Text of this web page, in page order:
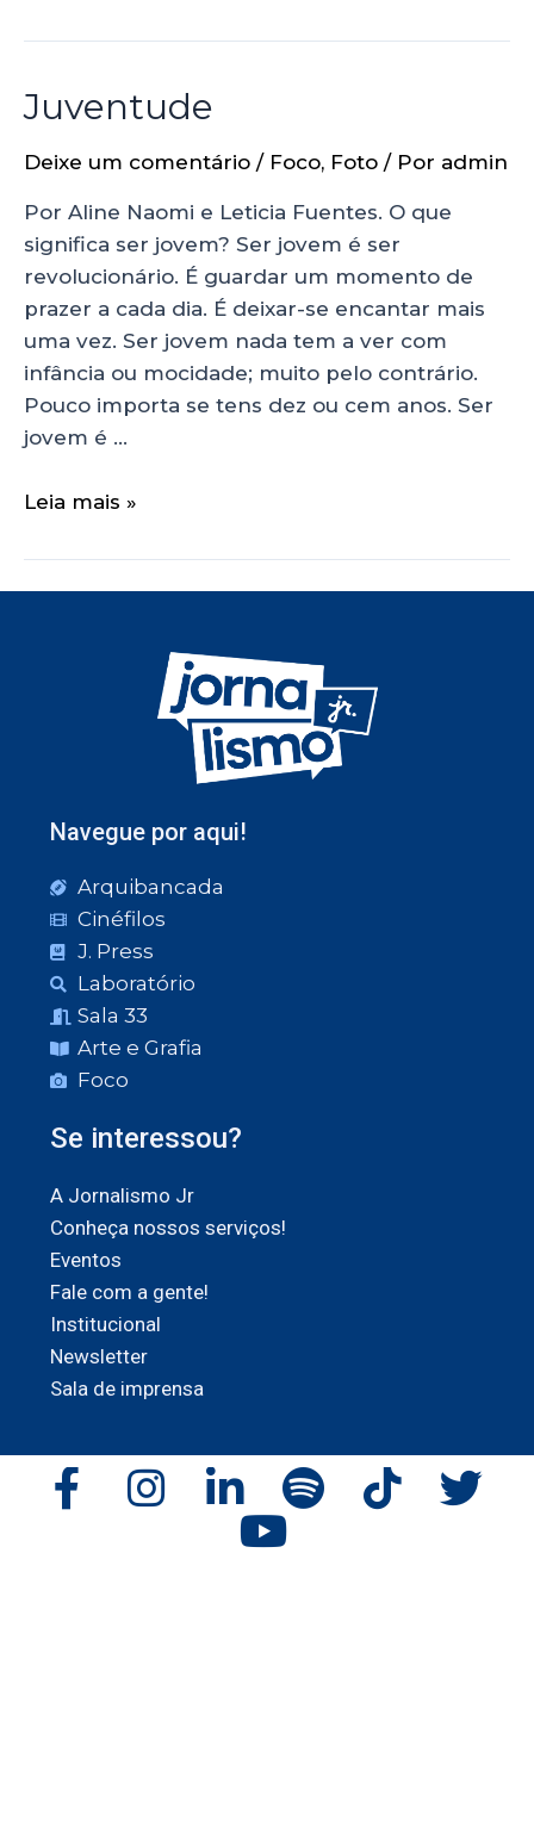
Juventude
Deixe um comentário / Foco, Foto / Por admin
Por Aline Naomi e Leticia Fuentes. O que
significa ser jovem? Ser jovem é ser
revolucionário. É guardar um momento de
prazer a cada dia. É deixar-se encantar mais
uma vez. Ser jovem nada tem a ver com
infância ou mocidade; muito pelo contrário.
Pouco importa se tens dez ou cem anos. Ser
jovem é …
Leia mais »
Navegue por aqui!
Arquibancada
Cinéfilos
J. Press
Laboratório
Sala 33
Arte e Grafia
Foco
Se interessou?
A Jornalismo Jr
Conheça nossos serviços!
Eventos
Fale com a gente!
Institucional
Newsletter
Sala de imprensa